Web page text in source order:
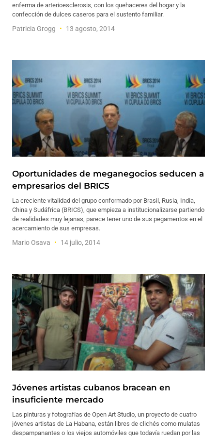
enferma de arterioesclerosis, con los quehaceres del hogar y la
confección de dulces caseros para el sustento familiar.
Patricia Grogg 13 agosto, 2014
Oportunidades de meganegocios seducen a
empresarios del BRICS
La creciente vitalidad del grupo conformado por Brasil, Rusia, India,
China y Sudáfrica (BRICS), que empieza a institucionalizarse partiendo
de realidades muy lejanas, parece tener uno de sus pegamentos en el
acercamiento de sus empresas.
Mario Osava 14 julio, 2014
Jóvenes artistas cubanos bracean en
insuficiente mercado
Las pinturas y fotografías de Open Art Studio, un proyecto de cuatro
jóvenes artistas de La Habana, están libres de clichés como mulatas
despampanantes o los viejos automóviles que todavía ruedan por las